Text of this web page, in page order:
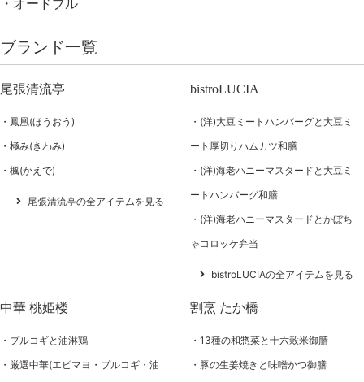
オードブル
ブランド一覧
尾張清流亭
鳳凰(ほうおう)
極み(きわみ)
楓(かえで)
尾張清流亭の全アイテムを見る
bistroLUCIA
(洋)大豆ミートハンバーグと大豆ミ
ート厚切りハムカツ和膳
(洋)海老ハニーマスタードと大豆ミ
ートハンバーグ和膳
(洋)海老ハニーマスタードとかぼち
ゃコロッケ弁当
bistroLUCIAの全アイテムを見る
中華 桃姫楼
プルコギと油淋鶏
厳選中華(エビマヨ・プルコギ・油
割烹 たか橋
13種の和惣菜と十六穀米御膳
豚の生姜焼きと味噌かつ御膳